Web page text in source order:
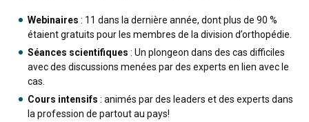
Webinaires : 11 dans la dernière année, dont plus de 90 %
étaient gratuits pour les membres de la division d’orthopédie.
Séances scientifiques : Un plongeon dans des cas difficiles
avec des discussions menées par des experts en lien avec le
cas.
Cours intensifs : animés par des leaders et des experts dans
la profession de partout au pays!